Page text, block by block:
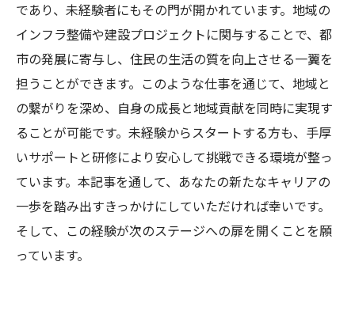
であり、未経験者にもその門が開かれています。地域の
インフラ整備や建設プロジェクトに関与することで、都
市の発展に寄与し、住民の生活の質を向上させる一翼を
担うことができます。このような仕事を通じて、地域と
の繋がりを深め、自身の成長と地域貢献を同時に実現す
ることが可能です。未経験からスタートする方も、手厚
いサポートと研修により安心して挑戦できる環境が整っ
ています。本記事を通して、あなたの新たなキャリアの
一歩を踏み出すきっかけにしていただければ幸いです。
そして、この経験が次のステージへの扉を開くことを願
っています。